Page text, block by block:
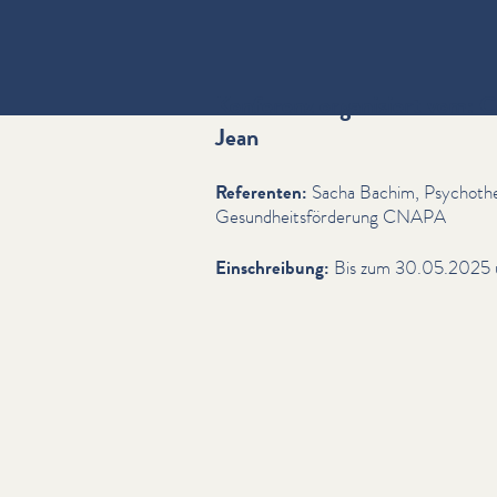
Jean
Referenten: Sacha Bachim,
Gesund­heits­förderung CNAPA
Ein­schrei­bung: Bis zum